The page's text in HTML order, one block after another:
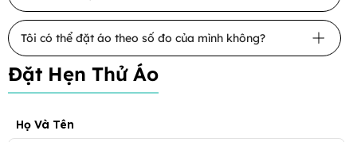
Tôi có thể đặt áo theo số đo của mình không?
Đặt Hẹn Thử Áo
Họ Và Tên